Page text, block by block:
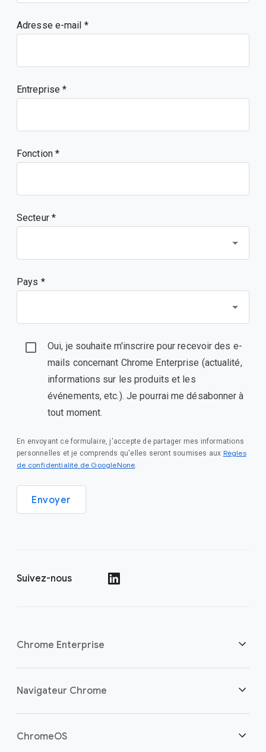
Adresse e-mail
Entreprise
Fonction
Secteur *
Pays *
Oui, je souhaite m'inscrire pour recevoir des e-
mails concernant Chrome Enterprise (actualité,
informations sur les produits et les
événements, etc.). Je pourrai me désabonner à
tout moment.
En envoyant ce formulaire, j'accepte de partager mes informations
personnelles et je comprends qu'elles seront soumises aux Règles
de confidentialité de GoogleNone.
Envoyer
Suivez-nous
Chrome Enterprise
Sécurité
Navigateur Chrome
Aperçu
ChromeOS